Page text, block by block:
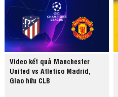
Video kết quả Manchester
United vs Atletico Madrid,
Giao hữu CLB